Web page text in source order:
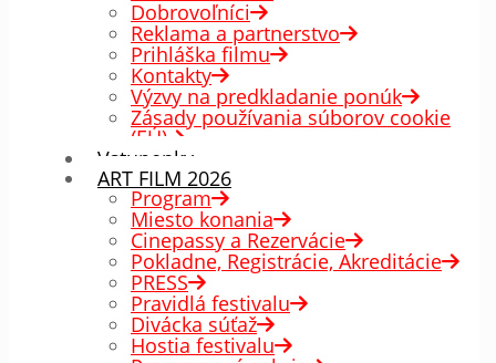
Dobrovoľníci
Reklama a partnerstvo
Prihláška filmu
Kontakty
Výzvy na predkladanie ponúk
Zásady používania súborov cookie
(EÚ)
Vstupenky
ART FILM 2026
Program
Miesto konania
Cinepassy a Rezervácie
Pokladne, Registrácie, Akreditácie
PRESS
Pravidlá festivalu
Divácka súťaž
Hostia festivalu